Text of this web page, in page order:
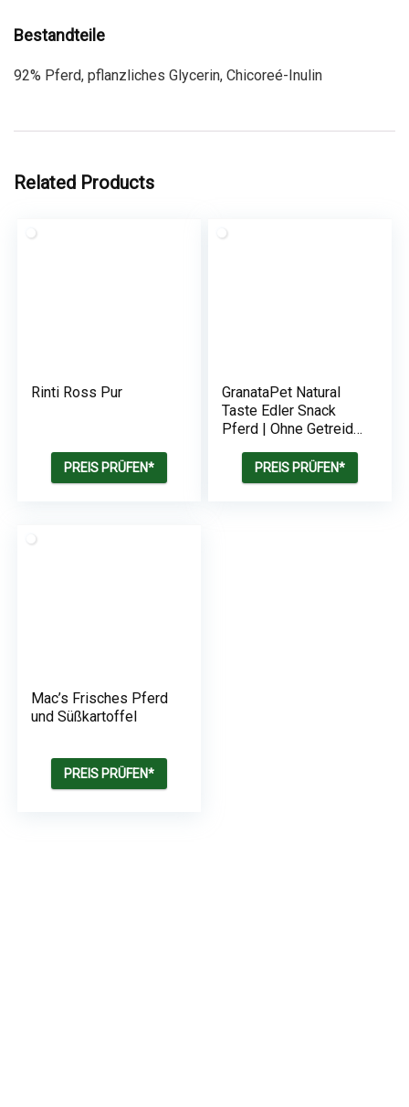
Bestandteile
92% Pferd, pflanzliches Glycerin, Chicoreé-Inulin
Related Products
Rinti Ross Pur
PREIS PRÜFEN*
GranataPet Natural
Taste Edler Snack
Pferd | Ohne Getreide
Zuckerzusätze
PREIS PRÜFEN*
Mac’s Frisches Pferd
und Süßkartoffel
PREIS PRÜFEN*